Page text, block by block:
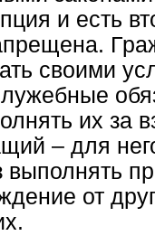
и есть
своими
их за
– для
выполнять
от